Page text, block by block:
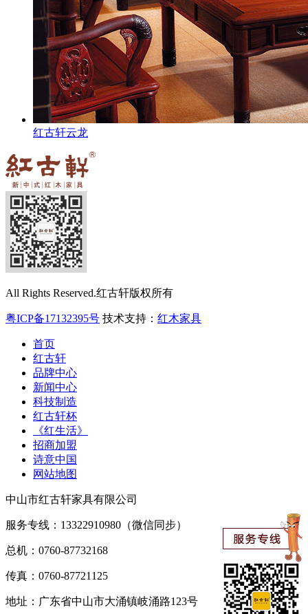
红古轩云龙
All Rights Reserved.红古轩版权所有
粤ICP备17132395号 技术支持： 红木家具
首页
红古轩
品牌中心
新闻中心
科技制造
红古轩杯
《红生活》
招商加盟
诗意中国
网站地图
中山市红古轩家具有限公司
服务专线：13322910980（微信同步）
总机：0760-87732168
传真：0760-87721125
地址：广东省中山市大涌镇岐涌路123号